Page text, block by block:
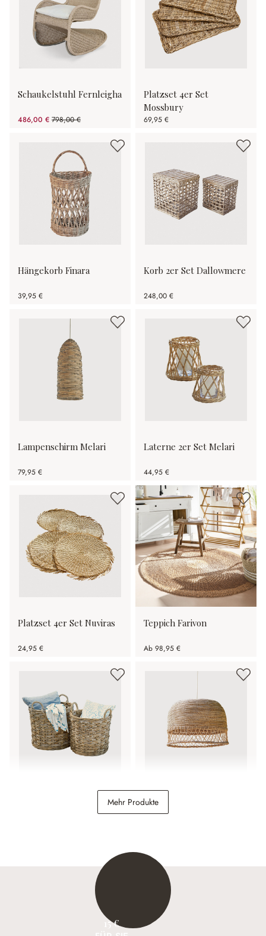
Schaukelstuhl Fernleigha
486,00 € 798,00 €
(39.1% gespart)
Platzset 4er Set
Mossbury
69,95 €
Hängekorb Finara
39,95 €
Korb 2er Set Dallowmere
248,00 €
Lampenschirm Melari
79,95 €
Laterne 2er Set Melari
44,95 €
Platzset 4er Set Nuviras
24,95 €
Teppich Farivon
Ab 98,95 €
Lampenschirm Mirellos
Mehr Produkte
15 €